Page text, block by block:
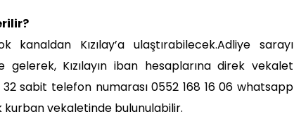
Kızılay’a ulaştırabilecek.Adliye sarayı
gelerek, Kızılayın iban hesaplarına direk vekalet
sabit telefon numarası 0552 168 16 06 whatsapp
vekaletinde bulunulabilir.